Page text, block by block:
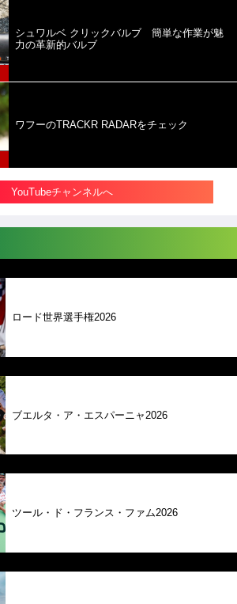
シュワルベ クリックバルブ 簡単な作業が魅
力の革新的バルブ
ワフーのTRACKR RADARをチェック
YouTubeチャンネルへ
ロード世界選手権2026
ブエルタ・ア・エスパーニャ2026
ツール・ド・フランス・ファム2026